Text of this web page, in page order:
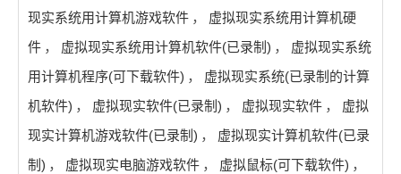
现实系统用计算机游戏软件 ，
虚拟现实系统用计算机硬
件 ， 虚拟现实系统用计算机软件(已录制) ，
虚拟现实系统
用计算机程序(可下载软件) ，
虚拟现实系统(已录制的计算
机软件) ， 虚拟现实软件(已录制) ， 虚拟现实软件 ，
虚拟
现实计算机游戏软件(已录制) ，
虚拟现实计算机软件(已录
制) ， 虚拟现实电脑游戏软件 ， 虚拟鼠标(可下载软件) ，